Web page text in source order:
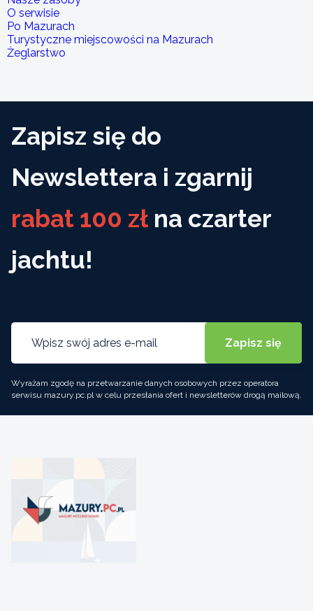
O serwisie
Po Mazurach
Turystyczne miejscowości na Mazurach
Żeglarstwo
Zapisz się do
Newslettera i zgarnij
rabat 100 zł na czarter
jachtu!
Wyrażam zgodę na przetwarzanie danych osobowych przez operatora
serwisu mazury.pc.pl w celu przesłania ofert i newsletterów drogą mailową.